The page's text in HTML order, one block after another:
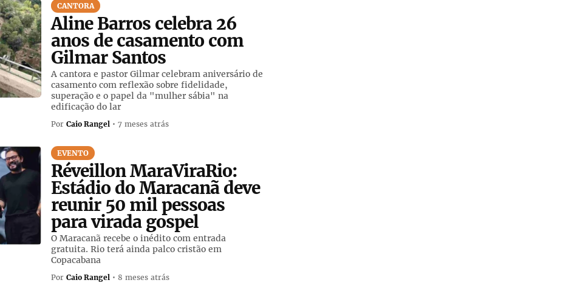
CANTORA
Aline Barros celebra 26
anos de casamento com
Gilmar Santos
A cantora e pastor Gilmar celebram aniversário de
casamento com reflexão sobre fidelidade,
superação e o papel da "mulher sábia" na
edificação do lar
PorCaio Rangel • 7 meses atrás
EVENTO
Réveillon MaraViraRio:
Estádio do Maracanã deve
reunir 50 mil pessoas
para virada gospel
O Maracanã recebe o inédito com entrada
gratuita. Rio terá ainda palco cristão em
Copacabana
PorCaio Rangel • 8 meses atrás